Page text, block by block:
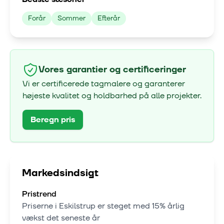
Forår Sommer Efterår
Vores garantier og certificeringer
Vi er certificerede tagmalere og garanterer
højeste kvalitet og holdbarhed på alle projekter.
Beregn pris
Markedsindsigt
Pristrend
Priserne i Eskilstrup er steget med 15% årlig
vækstdet seneste år